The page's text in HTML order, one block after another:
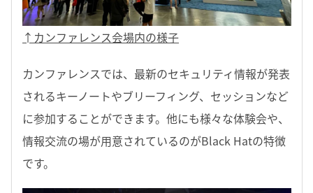
↑カンファレンス会場内の様子
カンファレンスでは、最新のセキュリティ情報が発表
されるキーノートやブリーフィング、セッションなど
に参加することができます。他にも様々な体験会や、
情報交流の場が用意されているのがBlack Hatの特徴
です。